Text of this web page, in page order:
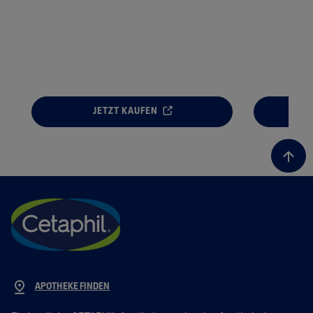
JETZT KAUFEN
APOTHEKE FINDEN